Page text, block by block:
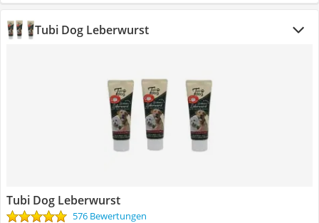
Tubi Dog Leberwurst
Tubi Dog Leberwurst
576 Bewertungen